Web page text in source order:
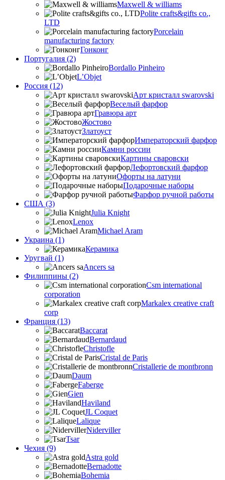
Maxwell & williams
Polite crafts&gifts co.,
LTD
Porcelain
manufacturing factory
Гонконг
Португалия (2)
Bordallo Pinheiro
L’Objet
Россия (12)
Арт кристалл swarovski
Веселый фарфор
Гравюра арт
Жостово
Златоуст
Императорский фарфор
Камни россии
Картины сваровски
Лефортовский фарфор
Офорты на латуни
Подарочные наборы
Фарфор ручной работы
США (3)
Julia Knight
Lenox
Michael Aram
Украина (1)
Керамика
Уругвай (1)
Ancers sa
Филиппины (2)
Csm international
corporation
Markalex creative craft
corp
Франция (13)
Baccarat
Bernardaud
Christofle
Cristal de Paris
Cristallerie de montbronn
Daum
Faberge
Gien
Haviland
JL Coquet
Lalique
Niderviller
Tsar
Чехия (9)
Astra gold
Bernadotte
Bohemia